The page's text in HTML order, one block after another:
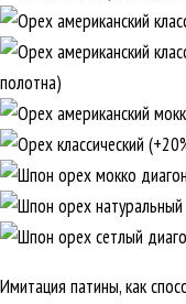
Имитация патины, как